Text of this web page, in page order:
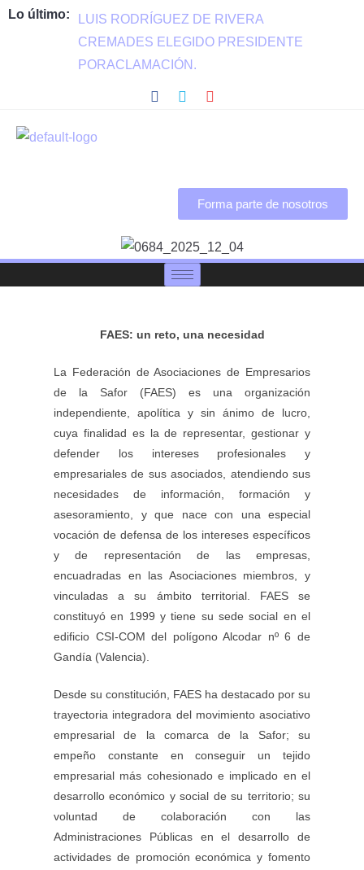
Lo último:
LUIS RODRÍGUEZ DE RIVERA
CREMADES ELEGIDO PRESIDENTE
PORACLAMACIÓN.
Forma parte de nosotros
FAES: un reto, una necesidad
La Federación de Asociaciones de Empresarios
de la Safor (FAES) es una organización
independiente, apolítica y sin ánimo de lucro,
cuya finalidad es la de representar, gestionar y
defender los intereses profesionales y
empresariales de sus asociados, atendiendo sus
necesidades de información, formación y
asesoramiento, y que nace con una especial
vocación de defensa de los intereses específicos
y de representación de las empresas,
encuadradas en las Asociaciones miembros, y
vinculadas a su ámbito territorial. FAES se
constituyó en 1999 y tiene su sede social en el
edificio CSI-COM del polígono Alcodar nº 6 de
Gandía (Valencia).
Desde su constitución, FAES ha destacado por su
trayectoria integradora del movimiento asociativo
empresarial de la comarca de la Safor; su
empeño constante en conseguir un tejido
empresarial más cohesionado e implicado en el
desarrollo económico y social de su territorio; su
voluntad de colaboración con las
Administraciones Públicas en el desarrollo de
actividades de promoción económica y fomento